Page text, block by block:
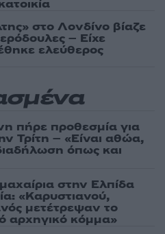
στο Λονδίνο βίαζε
– Είχε
ελεύθερος
πήρε προθεσμία για
Τρίτη – «Είναι αθώα,
όπως και
στην Ελπίδα
«Καρυστιανού,
μετέτρεψαν το
αρχηγικό κόμμα»